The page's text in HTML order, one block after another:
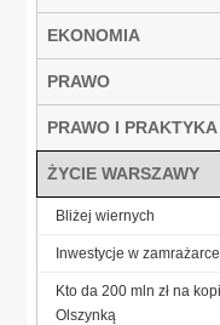
EKONOMIA
PRAWO
PRAWO I PRAKTYKA
ŻYCIE WARSZAWY
Bliżej wiernych
Inwestycje w zamrażarce
Kto da 200 mln zł na
Olszynką